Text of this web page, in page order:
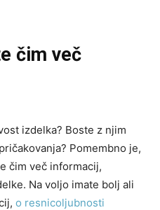
čim več
izdelka? Boste z njim
Pomembno je,
čim več informacij,
Na voljo imate bolj ali
o resnicoljubnosti